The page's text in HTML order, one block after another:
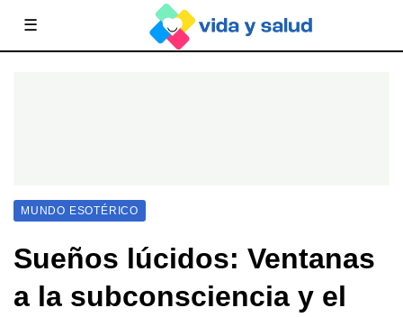
☰
MUNDO ESOTÉRICO
Sueños lúcidos: Ventanas
a la subconsciencia y el